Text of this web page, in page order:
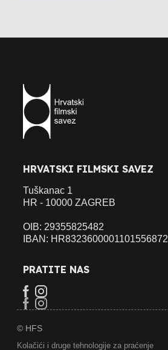
HRVATSKI FILMSKI SAVEZ
Tuškanac 1
HR - 10000 ZAGREB
OIB: 29355825482
IBAN: HR8323600001101556872
PRATITE NAS
© HFS
Kolačići i druge tehnologije za praćenje